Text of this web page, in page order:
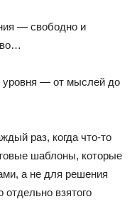
— свободно и
уровня — от мыслей до
раз, когда что-то
шаблоны, которые
а не для решения
взятого